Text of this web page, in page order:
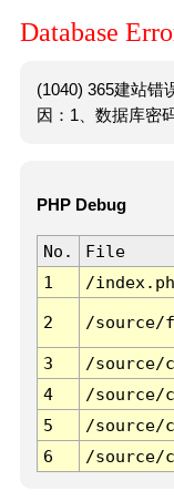
Database
(1040) 365建站错
因：1、数据库密
PHP Debug
No. File
1
/
2 /source/
3 /source/
4
/source/
5
/source/
6
/source/